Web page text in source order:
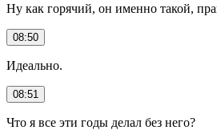
Ну как горячий, он именно такой,
08:50
Идеально.
08:51
Что я все эти годы делал без него?